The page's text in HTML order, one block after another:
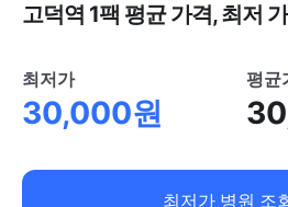
고덕역 1팩 평균 가격, 최저
최저가
30,000원
평균
최저가 병원 조